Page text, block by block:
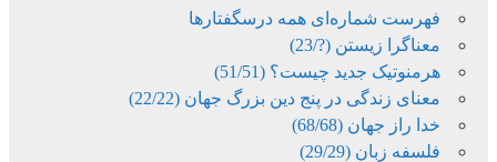
فهرست شماره‌ای همه درسگفتارها
معناگرا زیستن (?/23)
هرمنوتیک جدید چیست؟ (51/51)
معنای زندگی در پنج دین بزرگ جهان (22/22)
خدا راز جهان (68/68)
فلسفه زبان (29/29)